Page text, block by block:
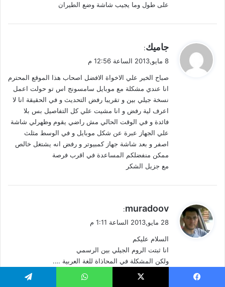
على طول وما يجيب شاشة وضع الطيران
ي
ق
ل
جاميك:
8 مايو,2013 الساعة 12:56 م
صباح الخير علي الاخواة الافضل اصحاب هذا الموقع المحترم
انا عندي مشكلة مع موبايل سامسونج اس تو حولت اعمل
نسخة جيلي بين و تقريبا رفض التحديث و في الحقيقة انا لا
اعرف لية رفض و انا مشيت علي كل التفاصيل بس بلا
فائدة و في الوقت الحالي مش راضي يقوم وظهرلي شاشة
علي الجهاز عبرة عن شكل موبايل و في الوسط مثلث
اصفر و بعد شاشة جهاز كمبيوتر و رفض انه يشتغل خالص
ممكن منفضلكم المساعدة في اقرب فرصة
مع جزيل الشكر
ي
ق
ل
muradoov
:
28 مايو,2013 الساعة 1:11 م
السلام عليكم
انا ثبتت الروم الجيلي بين الرسمي
ولكن المشكلة في المحاذاة للغة العربية ….
كما أني اريد تغيير الخطوط …